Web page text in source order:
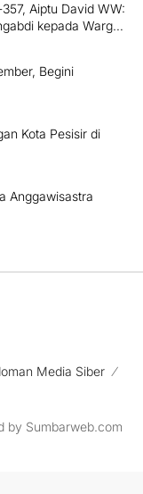
Aiptu David WW:
kepada Warga
Begini
Kota Pesisir di
Anggawisastra
Media Siber
by Sumbarweb.com